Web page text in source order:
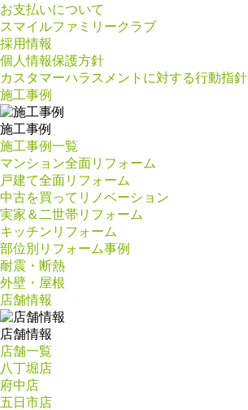
お支払いについて
スマイルファミリークラブ
採用情報
個人情報保護方針
カスタマーハラスメントに対する行動指針
施工事例
施工事例
施工事例一覧
マンション全面リフォーム
戸建て全面リフォーム
中古を買ってリノベーション
実家＆二世帯リフォーム
キッチンリフォーム
部位別リフォーム事例
耐震・断熱
外壁・屋根
店舗情報
店舗情報
店舗一覧
八丁堀店
府中店
五日市店